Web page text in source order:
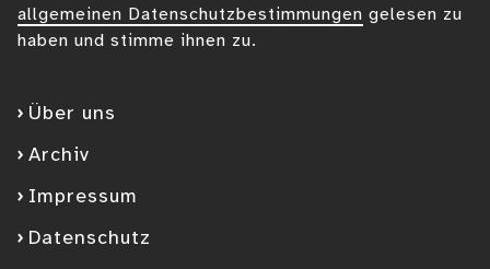
Über uns
Archiv
Impressum
Datenschutz
allgemeinen Datenschutzbestimmungen gelesen zu
haben und stimme ihnen zu.